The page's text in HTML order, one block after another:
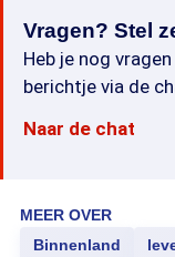
Vragen? Stel
Heb je nog
berichtje via de
Naar de chat
MEER OVER
Binnenland